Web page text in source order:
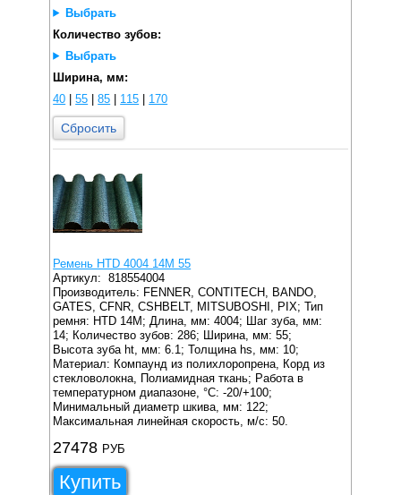
Выбрать
Количество зубов:
Выбрать
Ширина, мм:
40 |55 |85 115 170
Сбросить
Ремень HTD 4004 14M 55
Артикул:818554004
Производитель: FENNER, CONTITECH, BANDO,
GATES, CFNR, CSHBELT, MITSUBOSHI, PIX; Тип
ремня: HTD 14M; Длина, мм: 4004; Шаг зуба, мм:
14; Количество зубов: 286; Ширина, мм: 55;
Высота зуба ht, мм: 6.1; Толщина hs, мм: 10;
Материал: Компаунд из полихлоропрена, Корд из
стекловолокна, Полиамидная ткань; Работа в
температурном диапазоне, °C: -20/+100;
Минимальный диаметр шкива, мм: 122;
Максимальная линейная скорость, м/с: 50.
27478 РУБ
Купить